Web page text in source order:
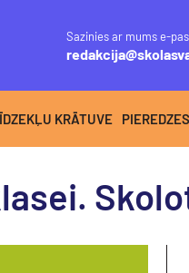
Sazinies ar mums e-
KRĀTUVE